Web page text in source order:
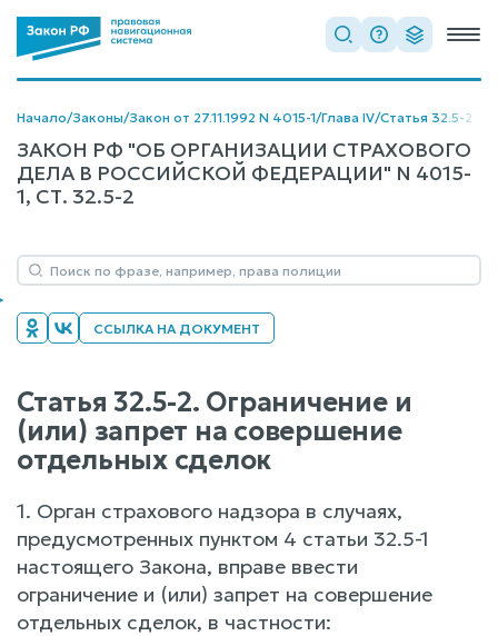
Начало/Законы/Закон от 27.11.1992 N 4015-1/Глава IV/Статья 32.5-2
ЗАКОН РФ "ОБ ОРГАНИЗАЦИИ СТРАХОВОГО
ДЕЛА В РОССИЙСКОЙ ФЕДЕРАЦИИ" N 4015-
1, СТ. 32.5-2
ССЫЛКА НА ДОКУМЕНТ
Статья 32.5-2. Ограничение и
(или) запрет на совершение
отдельных сделок
1. Орган страхового надзора в случаях,
предусмотренных пунктом 4 статьи 32.5-1
настоящего Закона, вправе ввести
ограничение и (или) запрет на совершение
отдельных сделок, в частности: